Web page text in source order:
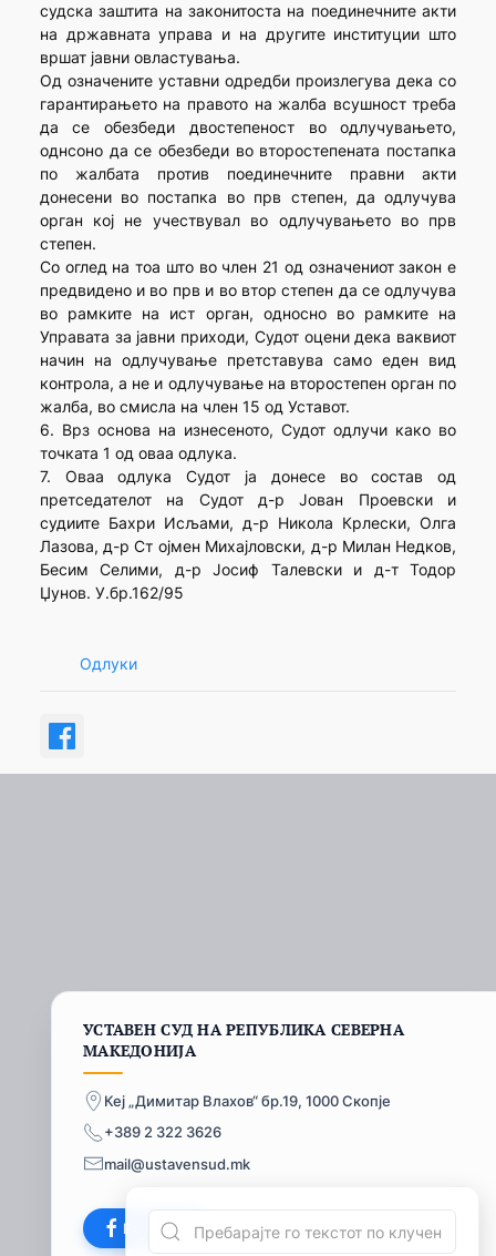
судска заштита на законитоста на поединечните акти
на државната управа и на другите институции што
вршат јавни овластувања.
Од означените уставни одредби произлегува дека со
гарантирањето на правото на жалба всушност треба
да се обезбеди двостепеност во одлучувањето,
однсоно да се обезбеди во второстепената постапка
по жалбата против поединечните правни акти
донесени во постапка во прв степен, да одлучува
орган кој не учествувал во одлучувањето во прв
степен.
Со оглед на тоа што во член 21 од означениот закон е
предвидено и во прв и во втор степен да се одлучува
во рамките на ист орган, односно во рамките на
Управата за јавни приходи, Судот оцени дека ваквиот
начин на одлучување претставува само еден вид
контрола, а не и одлучување на второстепен орган по
жалба, во смисла на член 15 од Уставот.
6. Врз основа на изнесеното, Судот одлучи како во
точката 1 од оваа одлука.
7. Оваа одлука Судот ја донесе во состав од
претседателот на Судот д-р Јован Проевски и
судиите Бахри Исљами, д-р Никола Крлески, Олга
Лазова, д-р Ст ојмен Михајловски, д-р Милан Недков,
Бесим Селими, д-р Јосиф Талевски и д-т Тодор
Џунов. У.бр.162/95
Одлуки
УСТАВЕН СУД НА РЕПУБЛИКА СЕВЕРНА
МАКЕДОНИЈА
Кеј „Димитар Влахов“ бр.19, 1000 Скопје
+389 2 322 3626
mail@ustavensud.mk
Facebook